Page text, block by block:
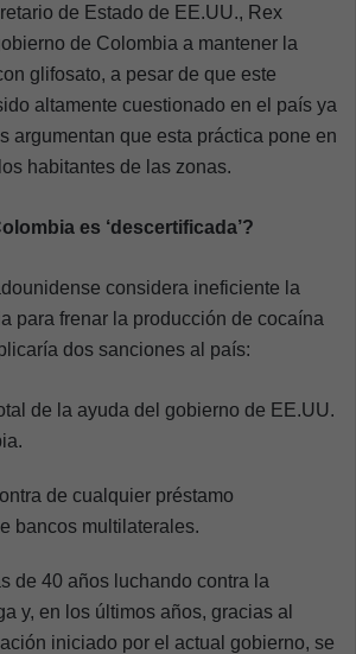
de Estado de EE.UU., Rex
de Colombia a mantener la
glifosato, a pesar de que este
altamente cuestionado en el país ya
argumentan que esta práctica pone en
habitantes de las zonas.
es ‘descertificada’?
considera ineficiente la
para frenar la producción de cocaína
dos sanciones al país:
de la ayuda del gobierno de EE.UU.
de cualquier préstamo
bancos multilaterales.
de 40 años luchando contra la
y, en los últimos años, gracias al
iniciado por el actual gobierno, se